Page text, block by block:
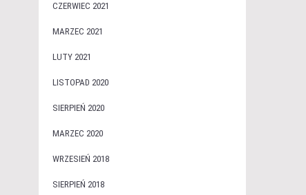
CZERWIEC 2021
MARZEC 2021
LUTY 2021
LISTOPAD 2020
SIERPIEŃ 2020
MARZEC 2020
WRZESIEŃ 2018
SIERPIEŃ 2018